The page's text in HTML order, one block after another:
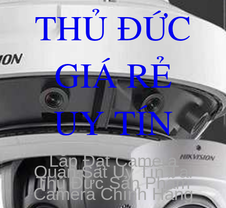
THỦ ĐỨC
GIÁ RẺ
UY TÍN
Lắp Đặt Camera
Quan Sát Uy Tín Tại
Thủ Đức Sản Phẩm
Camera Chính Hãng